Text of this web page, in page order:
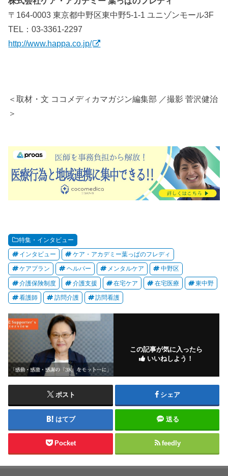
〒164-0003 東京都中野区東中野5-1-1 ユニゾンモール3F
TEL：03-3361-2297
http://www.happa.co.jp/
＜取材・文 ココメディカマガジン編集部 ／撮影 菅沢健治
＞
特集・インタビュー
インタビュー ケア・アカデミー葉っぱのフレディ
ケアプラン ヘルパー メンタルケア 中野区
介護保険制度 介護支援 在宅ケア 在宅医療 東中野
看護師 訪問介護 訪問看護
この記事が気に入ったら
いいねしよう！
ポスト シェア
はてブ 送る
Pocket feedly